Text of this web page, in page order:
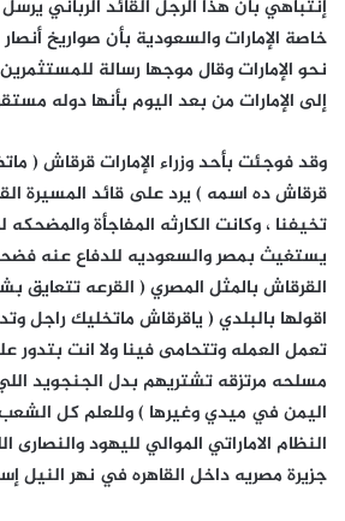
إنتباهي بأن هذا الرجل القائد الرباني
خاصة الإمارات والسعودية بأن صواريخ
نحو الإمارات وقال موجها رسالة للمستثمرين
إلى الإمارات من بعد اليوم بأنها دوله
وقد فوجئت بأحد وزراء الإمارات قرقاش (
قرقاش ده اسمه ) يرد على قائد المسيرة
تخيفنا ، وكانت الكارثه المفاجأة
يستغيث بمصر والسعوديه للدفاع عنه
القرقاش بالمثل المصري ( القرعه تتعايق
اقولها بالبلدي ( ياقرقاش ماتخليك راجل
تعمل العمله وتتحامى فينا ولا انت
مسلحه مرتزقه تشتريهم بدل الجنجويد
اليمن في ميدي وغيرها ) وللعلم كل الشعب
النظام الاماراتي الموالي لليهود
جزيرة مصريه داخل القاهره في نهر النيل